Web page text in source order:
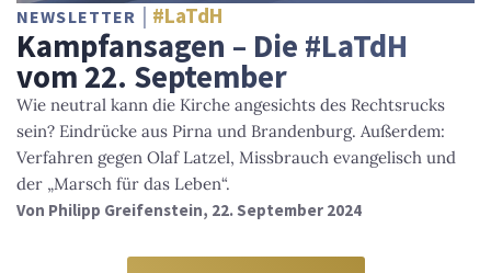
NEWSLETTER #LaTdH
Kampfansagen – Die #LaTdH
vom 22. September
Wie neutral kann die Kirche angesichts des Rechtsrucks
sein? Eindrücke aus Pirna und Brandenburg. Außerdem:
Verfahren gegen Olaf Latzel, Missbrauch evangelisch und
der „Marsch für das Leben“.
Von Philipp Greifenstein, 22. September 2024